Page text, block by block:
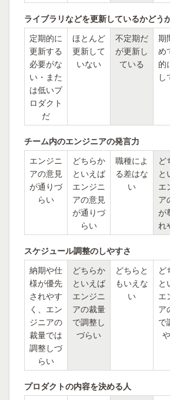
ライブラリなどを更新しているかどう
定期的に
更新する
必要がな
い・また
は低いプ
ロダクト
だ
ほとんど
更新して
いない
不定期だ
が更新し
ている
期
め
的
し
チーム内のエンジニアの発言力
エンジニ
アの意見
が通りづ
らい
どちらか
といえば
エンジニ
アの意見
が通りづ
らい
職種によ
る差はな
い
ど
と
エ
ア
が
れ
スケジュール調整のしやすさ
納期や仕
様が優先
されやす
く、エン
ジニアの
裁量では
調整しづ
らい
どちらか
といえば
エンジニ
アの裁量
で調整し
づらい
どちらと
もいえな
い
ど
と
エ
ア
で
プロダクトの内容を決める人